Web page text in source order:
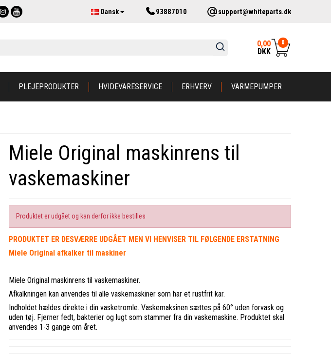
Dansk 93887010 support@whiteparts.dk
0,00
DKK
0
PLEJEPRODUKTER HVIDEVARESERVICE ERHVERV VARMEPUMPER
Miele Original maskinrens til
vaskemaskiner
Produktet er udgået og kan derfor ikke bestilles
PRODUKTET ER DESVÆRRE UDGÅET MEN VI HENVISER TIL FØLGENDE ERSTATNING
Miele Original afkalker til maskiner
Miele Original maskinrens til vaskemaskiner.
Afkalkningen kan anvendes til alle vaskemaskiner som har et rustfrit kar.
Indholdet hældes direkte i din vasketromle. Vaskemaksinen sættes på 60° uden forvask og
uden tøj. Fjerner fedt, bakterier og lugt som stammer fra din vaskemaskine. Produktet skal
anvendes 1-3 gange om året.